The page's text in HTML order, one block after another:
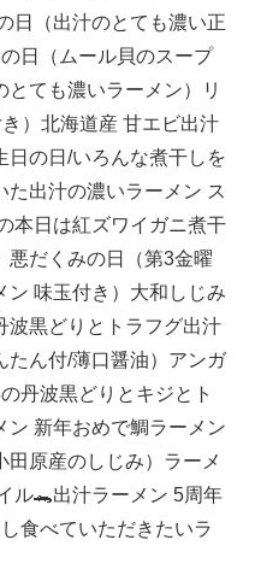
日（出汁のとても濃い正
日（ムール貝のスープ
ても濃いラーメン）リ
）北海道産 甘エビ出汁
日の日/いろんな煮干しを
た出汁の濃いラーメン ス
本日は紅ズワイガニ煮干
悪だくみの日（第3金曜
ン 味玉付き）大和しじみ
波黒どりとトラフグ出汁
たん付/薄口醤油）アンガ
丹波黒どりとキジとト
ン 新年おめで鯛ラーメン
田原産のしじみ）ラーメ
ル🐊出汁ラーメン 5周年
食べていただきたいラ